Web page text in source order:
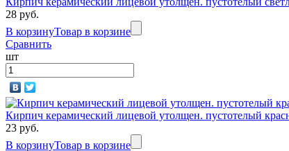
28 руб.
В корзинуТовар в корзине
Сравнить
шт
Кирпич керамический лицевой утолщен. пустотелый
23 руб.
В корзинуТовар в корзине